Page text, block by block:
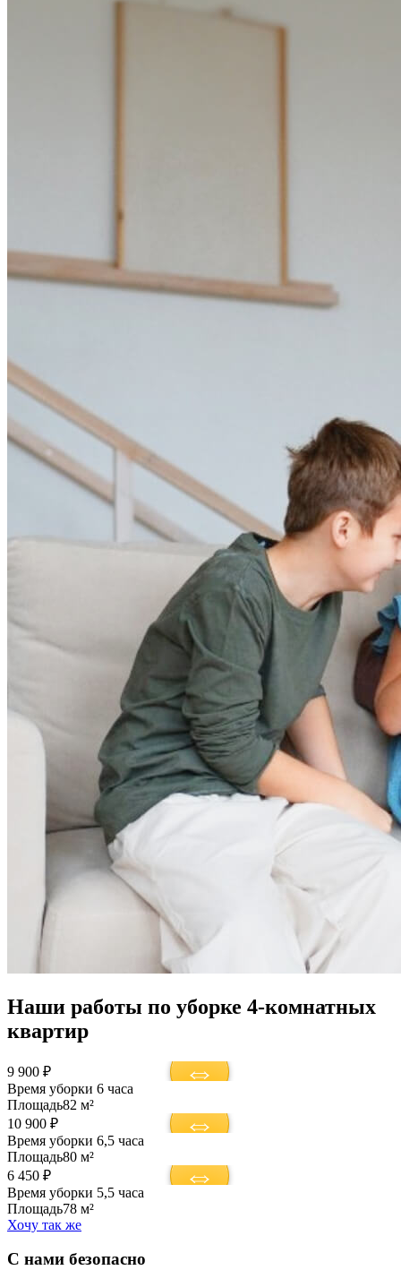
Наши работы по уборке 4-комнатных
квартир
9 900 ₽
Время уборки 6 часа
Площадь82 м²
10 900 ₽
Время уборки 6,5 часа
Площадь80 м²
6 450 ₽
Время уборки 5,5 часа
Площадь78 м²
Хочу так же
С нами безопасно